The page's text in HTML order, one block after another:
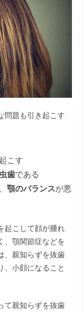
問題も引き起こす
こす
虫歯である
顎のバランスが悪
起こして顔が腫れ
、顎関節症などを
、親知らずを抜歯
、小顔になること
て親知らずを抜歯